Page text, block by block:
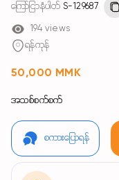
ကြော်ငြာနံပါတ် S-129687
194 views
ရန်ကုန်
50,000 MMK
အသစ်စက်စက်
စကားပြောရန်